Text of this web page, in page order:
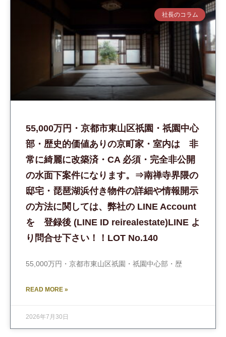
社長のコラム
55,000万円・京都市東山区祇園・祇園中心
部・歴史的価値ありの京町家・室内は 非
常に綺麗に改築済・CA 必須・完全非公開
の水面下案件になります。⇒南禅寺界隈の
邸宅・琵琶湖浜付き物件の詳細や情報開示
の方法に関しては、弊社の LINE Account
を 登録後 (LINE ID reirealestate)LINE よ
り問合せ下さい！！LOT No.140
55,000万円・京都市東山区祇園・祇園中心部・歴
READ MORE »
2026年7月30日